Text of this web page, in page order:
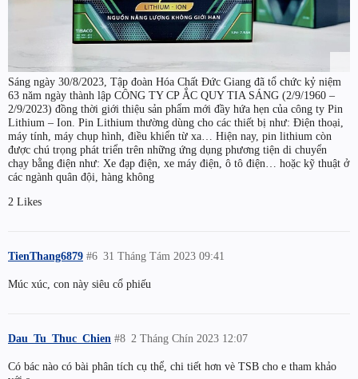
Sáng ngày 30/8/2023, Tập đoàn Hóa Chất Đức Giang đã tổ chức kỷ niệm
63 năm ngày thành lập CÔNG TY CP ẮC QUY TIA SÁNG (2/9/1960 –
2/9/2023) đồng thời giới thiệu sản phẩm mới đầy hứa hẹn của công ty Pin
Lithium – Ion. Pin Lithium thường dùng cho các thiết bị như: Điện thoại,
máy tính, máy chụp hình, điều khiển từ xa… Hiện nay, pin lithium còn
được chú trọng phát triển trên những ứng dụng phương tiện di chuyển
chạy bằng điện như: Xe đạp điện, xe máy điện, ô tô điện… hoặc kỹ thuật ở
các ngành quân đội, hàng không
2 Likes
TienThang6879 31 Tháng Tám 2023 09:41
#6
Múc xúc, con này siêu cổ phiếu
Dau_Tu_Thuc_Chien 2 Tháng Chín 2023 12:07
#8
Có bác nào có bài phân tích cụ thể, chi tiết hơn vè TSB cho e tham khảo